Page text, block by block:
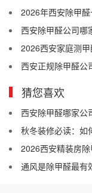
2026年西安除甲醛
西安除甲醛公司哪家
2026西安家庭测甲
西安正规除甲醛公
猜您喜欢
西安除甲醛哪家公司
秋冬装修必读：如
2026西安精装房除甲
通风是除甲醛最有